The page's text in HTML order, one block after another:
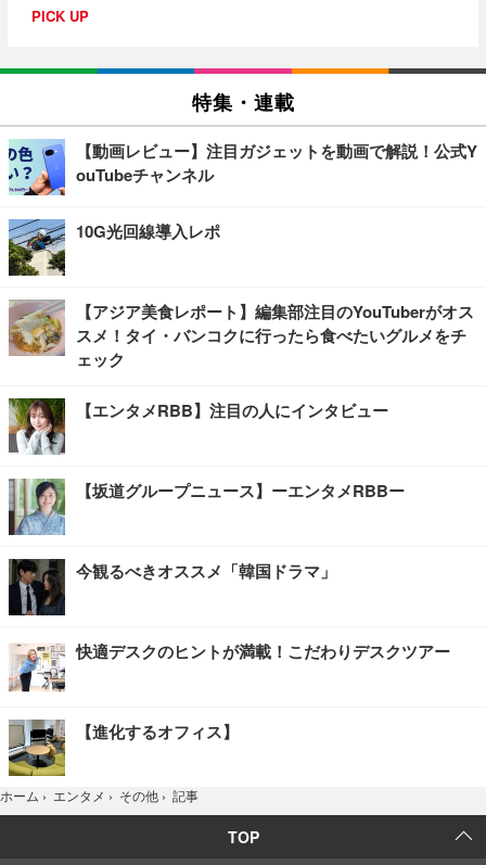
PICK UP
特集・連載
【動画レビュー】注目ガジェットを動画で解説！公式Y
ouTubeチャンネル
10G光回線導入レポ
【アジア美食レポート】編集部注目のYouTuberがオス
スメ！タイ・バンコクに行ったら食べたいグルメをチ
ェック
【エンタメRBB】注目の人にインタビュー
【坂道グループニュース】ーエンタメRBBー
今観るべきオススメ「韓国ドラマ」
快適デスクのヒントが満載！こだわりデスクツアー
【進化するオフィス】
ホーム › エンタメ › その他 › 記事
TOP